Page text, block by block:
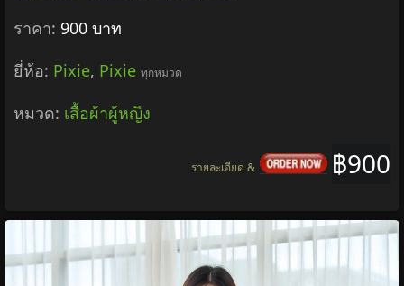
ราคา: 900 บาท
ยี่ห้อ: Pixie, Pixie ทุกหมวด
หมวด: เสื้อผ้าผู้หญิง
฿900
รายละเอียด &